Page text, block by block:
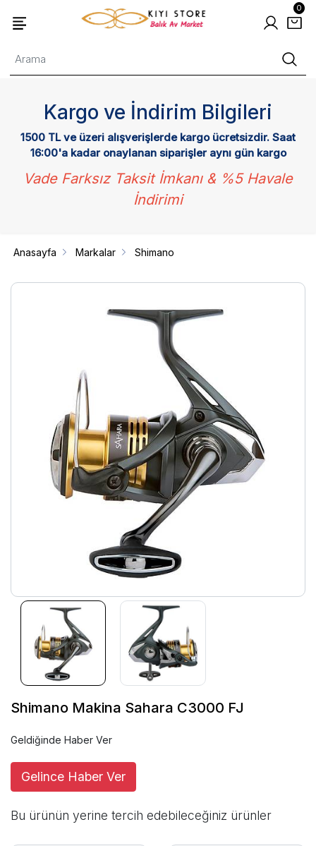
0
Kargo ve İndirim Bilgileri
1500 TL ve üzeri alışverişlerde kargo ücretsizdir. Saat
16:00'a kadar onaylanan siparişler aynı gün kargo
Vade Farksız Taksit İmkanı & %5 Havale
İndirimi
Anasayfa Markalar Shimano
Shimano Makina Sahara C3000 FJ
Geldiğinde Haber Ver
Gelince Haber Ver
Bu ürünün yerine tercih edebileceğiniz ürünler